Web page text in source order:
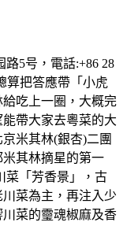
5号，電話:+86 28
算把答應帶「小虎
吃上一圈，大概完
帶大家去粵菜的大
米其林(銀杏)二團
其林摘星的第一
菜「芳香景」，古
菜為主，再注入少
菜的𩆜魂椒麻及香